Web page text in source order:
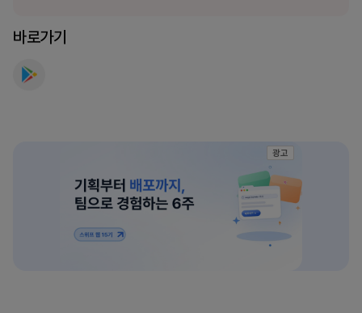
photos<br><br>💳 Credit-based system – pay only for what
content shine! 🌟
바로가기
광고